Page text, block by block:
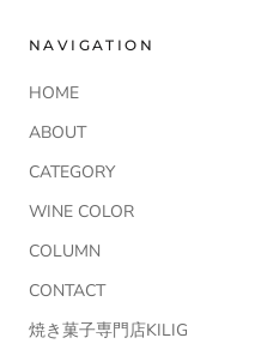
NAVIGATION
HOME
ABOUT
CATEGORY
WINE COLOR
COLUMN
CONTACT
焼き菓子専門店KILIG